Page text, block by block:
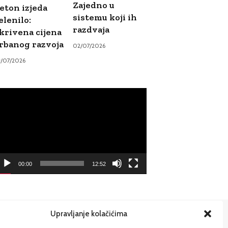
Upravljanje kolačićima
izjeda
cijena
razvoja
07/2026
Zajedno u
sistemu koji ih
razdvaja
02/07/2026
00:00 12:52